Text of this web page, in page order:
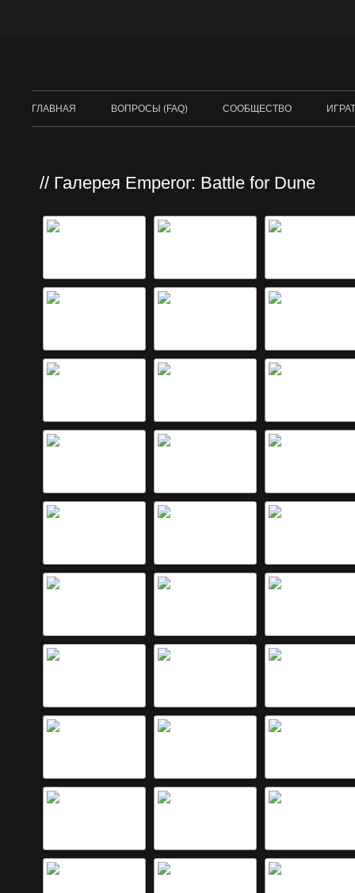
ГЛАВНАЯ ВОПРОСЫ (FAQ) СООБЩЕСТВО
Галерея Emperor: Battle for Dune